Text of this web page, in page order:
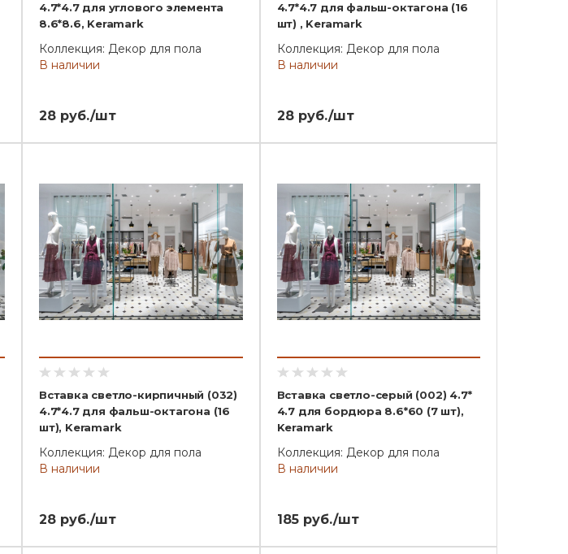
4.7*4.7 для углового элемента
8.6*8.6, Keramark
Коллекция: Декор для пола
В наличии
28 руб./шт
4.7*4.7 для фальш-октагона (16
шт) , Keramark
Коллекция: Декор для пола
В наличии
28 руб./шт
Вставка светло-кирпичный (032)
4.7*4.7 для фальш-октагона (16
шт), Keramark
Коллекция: Декор для пола
В наличии
28 руб./шт
Вставка светло-серый (002) 4.7*
4.7 для бордюра 8.6*60 (7 шт),
Keramark
Коллекция: Декор для пола
В наличии
185 руб./шт